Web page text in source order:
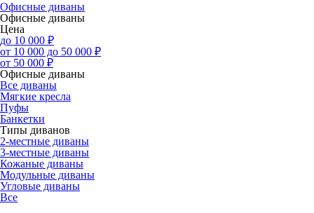
Офисные диваны
Офисные диваны
Цена
до 10 000 ₽
от 10 000 до 50 000 ₽
от 50 000 ₽
Офисные диваны
Все диваны
Мягкие кресла
Пуфы
Банкетки
Типы диванов
2-местные диваны
3-местные диваны
Кожаные диваны
Модульные диваны
Угловые диваны
Все